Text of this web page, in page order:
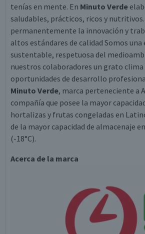
tenías en mente. En Minuto Verde
saludables, prácticos, ricos y
permanentemente la innovación y
altos estándares de calidad Somos una
sustentable, respetuosa del
nuestros colaboradores un grato
oportunidades de desarrollo
Minuto Verde, marca perteneciente a
compañía que posee la mayor
hortalizas y frutas congeladas en
de la mayor capacidad de almacenaje
(-18°C).
Acerca de la marca